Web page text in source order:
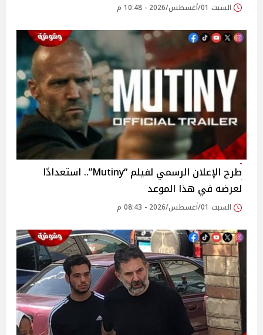
السبت 01/أغسطس/2026 - 10:48 م
طرح الإعلان الرسمي لفيلم “Mutiny”.. استعدادًا
لعرضه في هذا الموعد
السبت 01/أغسطس/2026 - 08:43 م